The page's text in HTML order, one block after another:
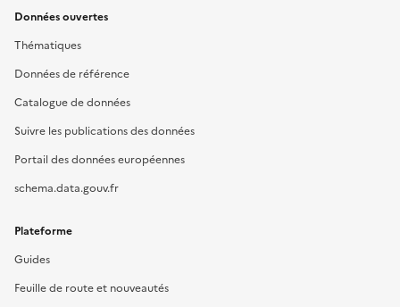
Données ouvertes
Thématiques
Données de référence
Catalogue de données
Suivre les publications des données
Portail des données européennes
schema.data.gouv.fr
Plateforme
Guides
Feuille de route et nouveautés